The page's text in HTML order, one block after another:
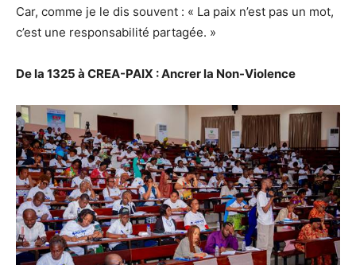
Car, comme je le dis souvent : « La paix n’est pas un mot,
c’est une responsabilité partagée. »
De la 1325 à CREA-PAIX : Ancrer la Non-Violence